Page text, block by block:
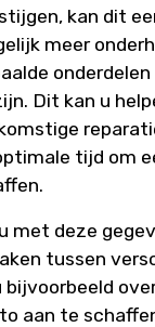
kan dit
meer
onderdelen
Dit kan u
tijd om
met deze
tussen
bijvoorbeeld
aan te